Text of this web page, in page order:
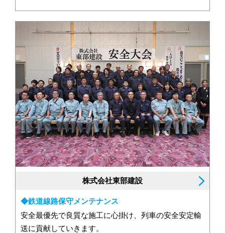
株式会社東部建設
◆鉄道線路保守メンテナンス
安全最優先で良質な施工に心掛け、列車の安全安定輸
送に貢献していきます。